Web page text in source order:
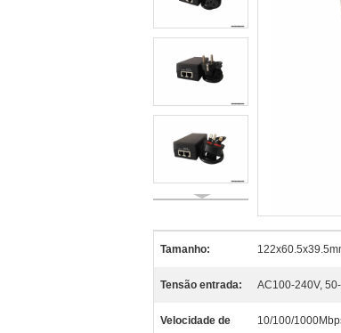
Tamanho:
Tensão entrada: AC100-240V,
Velocidade de
10/100/